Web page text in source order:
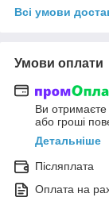
Всі умови
Умови оплати
Ви
або гроші
Детальніше
Післяплата
Оплата на